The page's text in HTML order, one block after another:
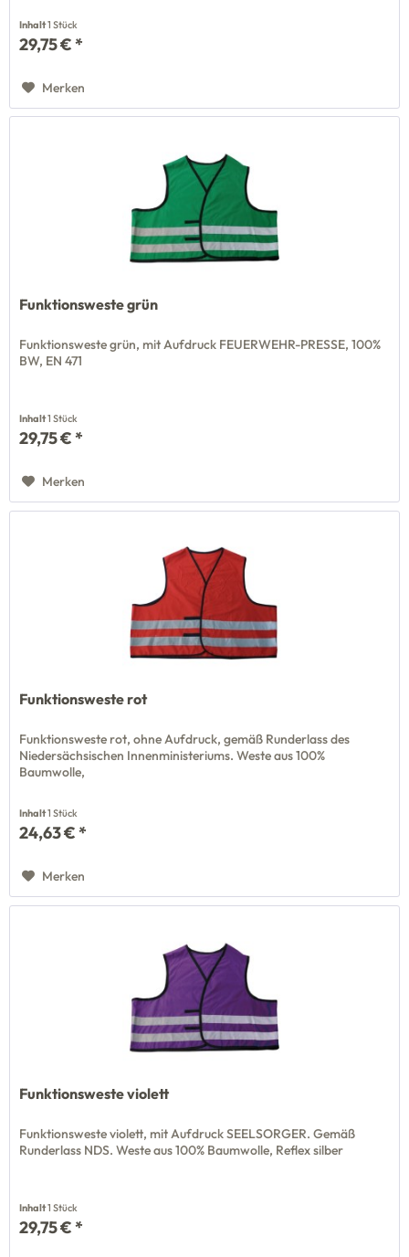
Inhalt1 Stück
29,75 € *
Merken
Funktionsweste grün
Funktionsweste grün, mit Aufdruck FEUERWEHR-PRESSE, 100%
BW, EN 471
Inhalt1 Stück
29,75 € *
Merken
Funktionsweste rot
Funktionsweste rot, ohne Aufdruck, gemäß Runderlass des
Niedersächsischen Innenministeriums. Weste aus 100%
Baumwolle,
Inhalt1 Stück
24,63 € *
Merken
Funktionsweste violett
Funktionsweste violett, mit Aufdruck SEELSORGER. Gemäß
Runderlass NDS. Weste aus 100% Baumwolle, Reflex silber
Inhalt1 Stück
29,75 € *